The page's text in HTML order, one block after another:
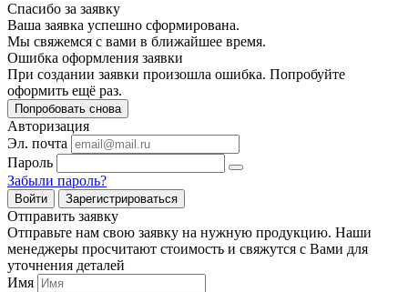
Спасибо за заявку
Ваша заявка успешно сформирована.
Мы свяжемся с вами в ближайшее время.
Ошибка оформления заявки
При создании заявки произошла ошибка. Попробуйте
оформить ещё раз.
Попробовать снова
Авторизация
Эл. почта
Пароль
Забыли пароль?
Войти Зарегистрироваться
Отправить заявку
Отправьте нам свою заявку на нужную продукцию. Наши
менеджеры просчитают стоимость и свяжутся с Вами для
уточнения деталей
Имя